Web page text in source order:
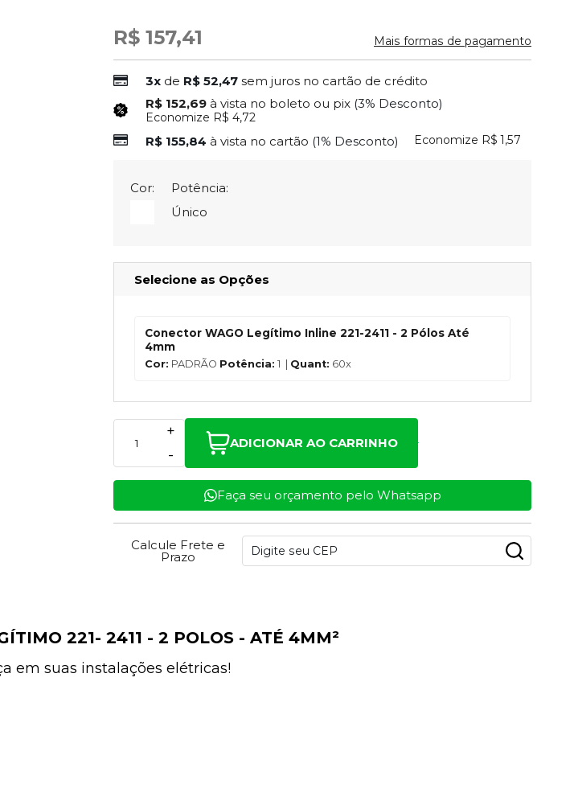
R$ 157,41 Mais formas de pagamento
3x de R$ 52,47 sem juros no cartão de crédito
R$ 152,69 à vista no boleto ou pix (3% Desconto)
Economize R$ 4,72
R$ 155,84 à vista no cartão (1% Desconto) Economize R$ 1,57
Cor:
Potência:
Único
Selecione as Opções
Conector WAGO Legítimo Inline 221-2411 - 2 Pólos Até
4mm
Cor: PADRÃO Potência: 1 | Quant: 60x
-
+
ADICIONAR AO CARRINHO
Faça seu orçamento pelo Whatsapp
Calcule Frete e
Prazo
221- 2411 - 2 POLOS - ATÉ 4MM²
em suas instalações elétricas!